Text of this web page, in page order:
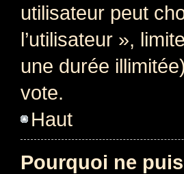
utilisateur peut
l’utilisateur »,
une durée
vote.
Haut
Pourquoi ne